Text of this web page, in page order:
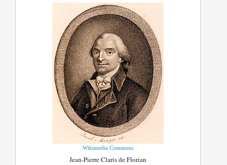
Wikimedia Commons
Jean-Pierre Claris de Florian